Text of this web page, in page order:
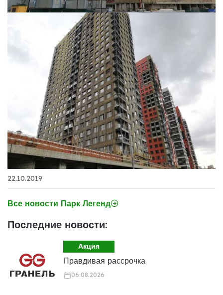
22.10.2019
Все новости Парк Легенд
Последние новости:
Акция
Правдивая рассрочка
06.08.2026